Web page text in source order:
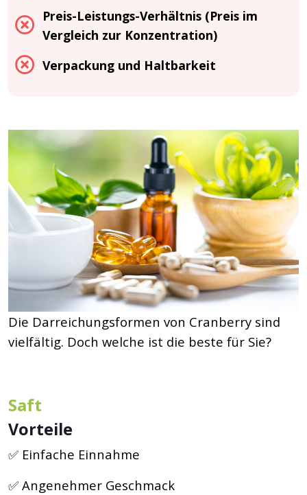
Preis-Leistungs-Verhältnis (Preis im
Vergleich zur Konzentration)
Verpackung und Haltbarkeit
Die Darreichungsformen von Cranberry sind
vielfältig. Doch welche ist die beste für Sie?
Saft
Vorteile
✅ Einfache Einnahme
✅ Angenehmer Geschmack